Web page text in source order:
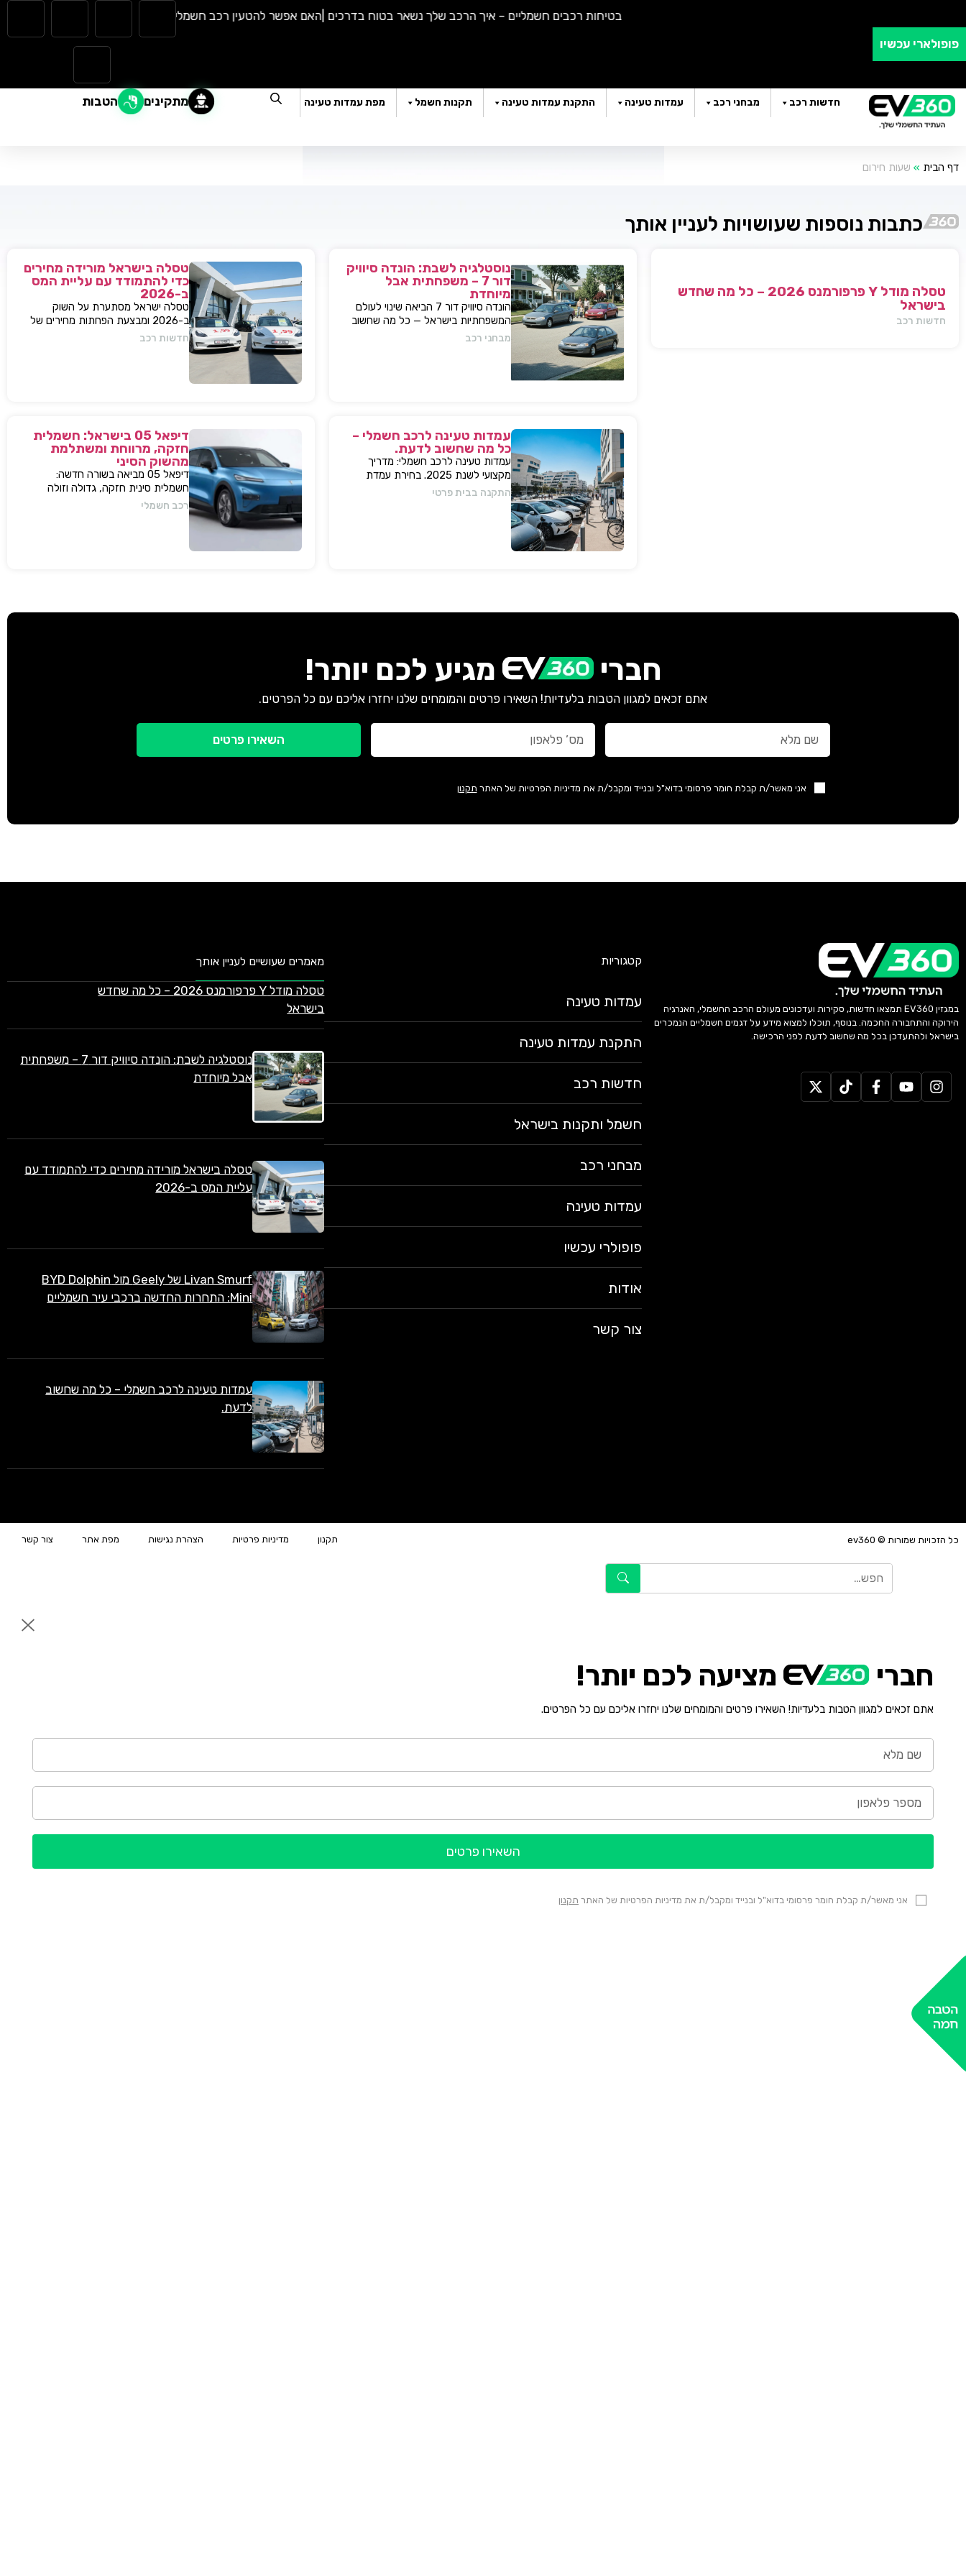
פופולארי עכשיו
בטיחות רכבים חשמליים – איך הרכב שלך נשאר בטוח בדרכים |האם אפשר להטעין רכב חשמלי בגשם? כל מה שצריך לדעת |
חדשות רכב מבחני רכב עמדות טעינה התקנת עמדות טעינה תקנות חשמל מפת עמדות טעינה מתקינים הטבות
דף הבית » שעות חירום
כתבות נוספות שעושויות לעניין אותך
טסלה מודל Y פרפורמנס 2026 – כל מה שחדש
בישראל
חדשות רכב
נוסטלגיה לשבת: הונדה סיוויק
דור 7 – משפחתית אבל
מיוחדת
הונדה סיוויק דור 7 הביאה שינוי לעולם
המשפחתיות בישראל — כל מה שחשוב
לדעת, מפרטים ועד השפעות על השוק
מבחני רכב
טסלה בישראל מורידה מחירים
כדי להתמודד עם עליית המס
ב-2026
טסלה ישראל מסתערת על השוק
ב-2026 ומבצעת הפחתות מחירים של
חדשות רכב
עמדות טעינה לרכב חשמלי –
כל מה שחשוב לדעת.
עמדות טעינה לרכב חשמלי: מדריך
מקצועי לשנת 2025. בחירת עמדת
טעינה, התקנה בבית או בבניין, שיקולים,
טיפים, ומענה על כל השאלות המרכזיות.
התקנה בבית פרטי
דיפאל 05 בישראל: חשמלית
חזקה, מרווחת ומשתלמת
מהשוק הסיני
דיפאל 05 מביאה בשורה חדשה:
חשמלית סינית חזקה, גדולה וזולה
שמאיימת לערער את מתחרות יונדאי
וטויוטה. גלה למה היא משנה את חוקי
רכב חשמלי
חברי מגיע לכם יותר!
אתם זכאים למגוון הטבות בלעדיות! השאירו פרטים והמומחים שלנו יחזרו אליכם עם כל הפרטים.
אני מאשר/ת קבלת חומר פרסומי בדוא"ל ובנייד ומקבל/ת את מדיניות הפרטיות של האתר תקנון
השאירו פרטים
במגזין EV360 תמצאו חדשות, סקירות ועדכונים מעולם הרכב החשמלי, האנרגיה
הירוקה והתחבורה החכמה. בנוסף, תוכלו למצוא מידע על דגמים חשמליים הנמכרים
בישראל ולהתעדכן בכל מה שחשוב לדעת לפני הרכישה.
קטגוריות
עמדות טעינה
התקנת עמדות טעינה
חדשות רכב
חשמל ותקנות בישראל
מבחני רכב
עמדות טעינה
פופולרי עכשיו
אודות
צור קשר
מאמרים שעושיים לעניין אותך
טסלה מודל Y פרפורמנס 2026 – כל מה שחדש
בישראל
נוסטלגיה לשבת: הונדה סיוויק דור 7 – משפחתית
אבל מיוחדת
טסלה בישראל מורידה מחירים כדי להתמודד עם
עליית המס ב-2026
Livan Smurf של Geely מול BYD Dolphin
Mini: התחרות החדשה ברכבי עיר חשמליים
עמדות טעינה לרכב חשמלי – כל מה שחשוב
לדעת.
כל הזכויות שמורות © ev360 תקנון מדיניות פרטיות הצהרת נגישות מפת אתר צור קשר
חברי מציעה לכם יותר!
אתם זכאים למגוון הטבות בלעדיות! השאירו פרטים והמומחים שלנו יחזרו אליכם עם כל הפרטים.
אני מאשר/ת קבלת חומר פרסומי בדוא"ל ובנייד ומקבל/ת את מדיניות הפרטיות של האתר תקנון
השאירו פרטים